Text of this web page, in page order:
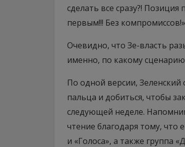
сделать все сразу?!
первым!!! Без
Очевидно, что Зе-власть
именно, по какому сценарию
По одной версии,
пальца и добиться, чтобы
следующей неделе.
чтение благодаря тому, что
и «Голоса», а также группа